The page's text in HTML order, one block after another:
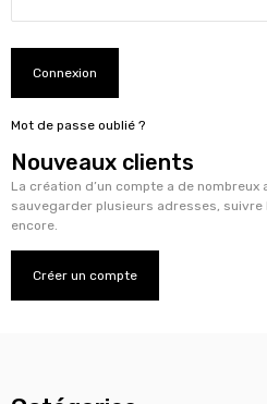
Connexion
Mot de passe oublié ?
Nouveaux clients
La création d’un compte a de
sauvegarder plusieurs adresses, suivre
encore.
Créer un compte